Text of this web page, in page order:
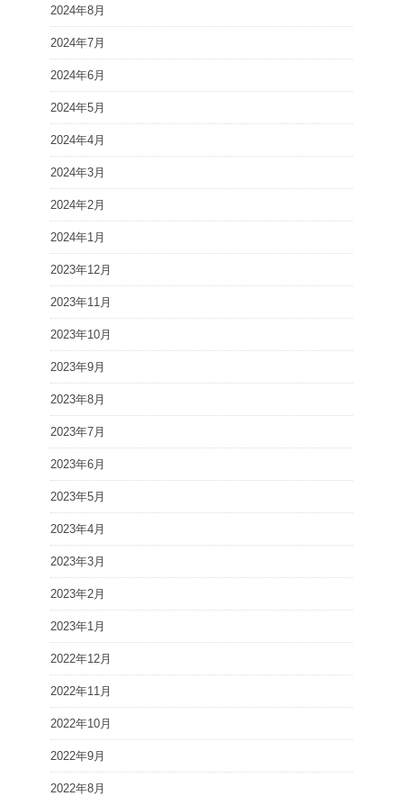
2024年8月
2024年7月
2024年6月
2024年5月
2024年4月
2024年3月
2024年2月
2024年1月
2023年12月
2023年11月
2023年10月
2023年9月
2023年8月
2023年7月
2023年6月
2023年5月
2023年4月
2023年3月
2023年2月
2023年1月
2022年12月
2022年11月
2022年10月
2022年9月
2022年8月